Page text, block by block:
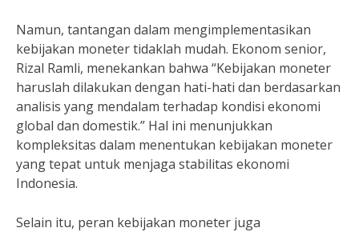
Namun, tantangan dalam mengimplementasikan
kebijakan moneter tidaklah mudah. Ekonom senior,
Rizal Ramli, menekankan bahwa “Kebijakan moneter
haruslah dilakukan dengan hati-hati dan berdasarkan
analisis yang mendalam terhadap kondisi ekonomi
global dan domestik.” Hal ini menunjukkan
kompleksitas dalam menentukan kebijakan moneter
yang tepat untuk menjaga stabilitas ekonomi
Indonesia.
Selain itu, peran kebijakan moneter juga